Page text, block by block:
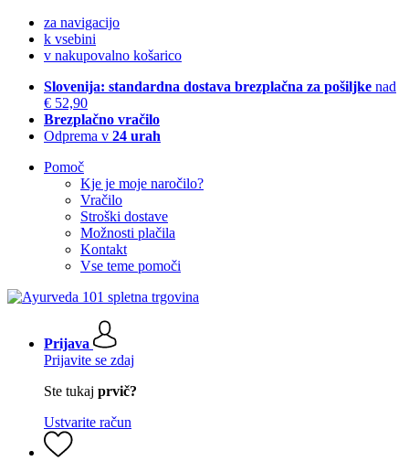
za navigacijo
k vsebini
v nakupovalno košarico
Slovenija: standardna dostava brezplačna za pošiljke nad
€ 52,90
Brezplačno vračilo
Odprema v 24 urah
Pomoč
Kje je moje naročilo?
Vračilo
Stroški dostave
Možnosti plačila
Kontakt
Vse teme pomoči
Prijava
Prijavite se zdaj
Ste tukaj prvič?
Ustvarite račun